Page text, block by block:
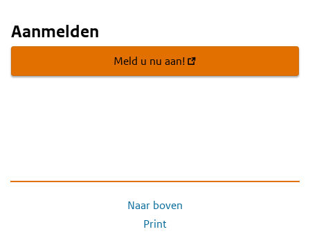
Aanmelden
Meld u nu aan!
Naar boven
Print